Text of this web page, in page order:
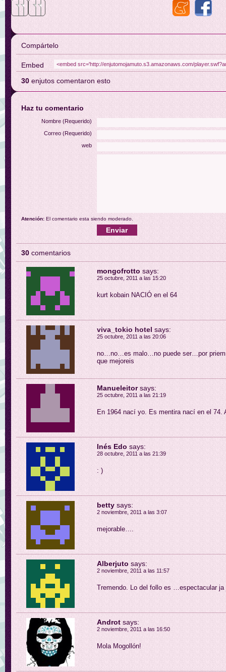
Compártelo
Embed
30 enjutos comentaron esto
Haz tu comentario
Nombre (Requerido)
Correo (Requerido)
web
Atención: El comentario esta siendo moderado.
30 comentarios
mongofrotto says:
25 octubre, 2011 a las 15:20
kurt kobain NACIÓ en el 64
viva_tokio hotel says:
25 octubre, 2011 a las 20:06
no…no…es malo…no puede ser…por
que mejoreis
Manueleitor says:
25 octubre, 2011 a las 21:19
En 1964 nací yo. Es mentira nací en el 74.
Inés Edo says:
28 octubre, 2011 a las 21:39
: )
betty says:
2 noviembre, 2011 a las 3:07
mejorable….
Alberjuto says:
2 noviembre, 2011 a las 11:57
Tremendo. Lo del follo es …espectacular
Androt says:
2 noviembre, 2011 a las 16:50
Mola Mogollón!